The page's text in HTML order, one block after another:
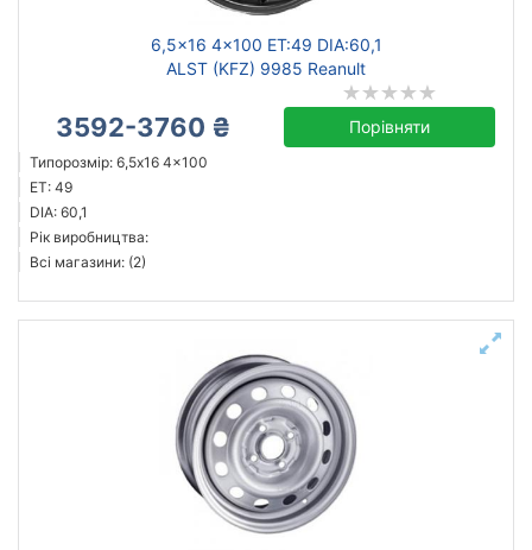
6,5x16 4x100 ET:49 DIA:60,1
ALST (KFZ) 9985 Reanult
3592-3760 ₴ Порівняти
Типорозмір: 6,5x16 4x100
ET: 49
DIA: 60,1
Рік виробництва:
Всі магазини: (2)
до
Steel
ALST (KFZ)
Magnetto
Усі бренди
кований